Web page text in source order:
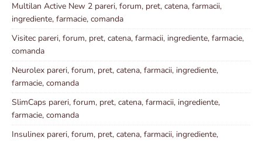
Multilan Active New 2 pareri, forum, pret, catena, farmacii,
ingrediente, farmacie, comanda
Visitec pareri, forum, pret, catena, farmacii, ingrediente, farmacie,
comanda
Neurolex pareri, forum, pret, catena, farmacii, ingrediente,
farmacie, comanda
SlimCaps pareri, forum, pret, catena, farmacii, ingrediente,
farmacie, comanda
Insulinex pareri, forum, pret, catena, farmacii, ingrediente,